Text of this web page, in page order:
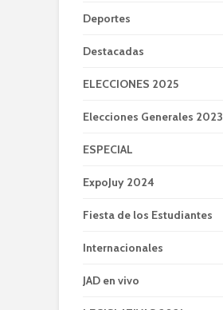
Deportes
Destacadas
ELECCIONES 2025
Elecciones Generales 2023
ESPECIAL
ExpoJuy 2024
Fiesta de los Estudiantes
Internacionales
JAD en vivo